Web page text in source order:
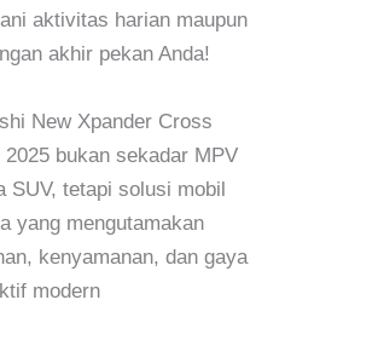
aktivitas harian maupun
akhir pekan Anda!
New Xpander Cross
2025 bukan sekadar MPV
SUV, tetapi solusi mobil
yang mengutamakan
kenyamanan, dan gaya
modern